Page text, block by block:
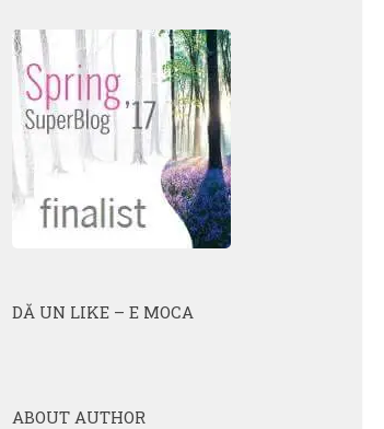
DĂ UN LIKE – E MOCA
ABOUT AUTHOR